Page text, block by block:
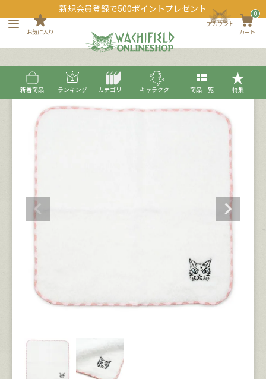
新規会員登録で500ポイントプレゼント
お気に入り
アカウント
カート
0
新着商品 ランキング カテゴリー キャラクター 商品一覧 特集